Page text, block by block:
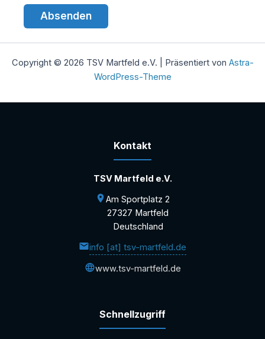
M
i
l
A
Absenden
Copyright © 2026 TSV Martfeld e.V. | Präsentiert von Astra-
WordPress-Theme
Kontakt
TSV Martfeld e.V.
Am Sportplatz 2
27327 Martfeld
Deutschland
info [at] tsv-martfeld.de
www.tsv-martfeld.de
Schnellzugriff